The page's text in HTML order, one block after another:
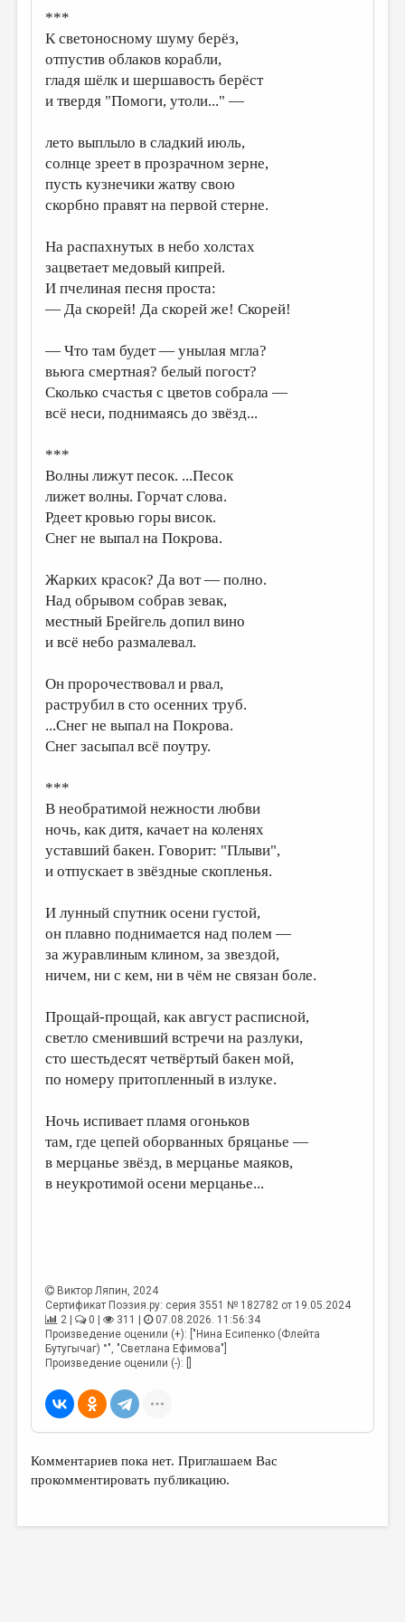
***
К светоносному шуму берёз,
отпустив облаков корабли,
гладя шёлк и шершавость берёст
и твердя "Помоги, утоли..." —
лето выплыло в сладкий июль,
солнце зреет в прозрачном зерне,
пусть кузнечики жатву свою
скорбно правят на первой стерне.
На распахнутых в небо холстах
зацветает медовый кипрей.
И пчелиная песня проста:
— Да скорей! Да скорей же! Скорей!
— Что там будет — унылая мгла?
вьюга смертная? белый погост?
Сколько счастья с цветов собрала —
всё неси, поднимаясь до звёзд...
***
Волны лижут песок. ...Песок
лижет волны. Горчат слова.
Рдеет кровью горы висок.
Снег не выпал на Покрова.
Жарких красок? Да вот — полно.
Над обрывом собрав зевак,
местный Брейгель допил вино
и всё небо размалевал.
Он пророчествовал и рвал,
раструбил в сто осенних труб.
...Снег не выпал на Покрова.
Снег засыпал всё поутру.
***
В необратимой нежности любви
ночь, как дитя, качает на коленях
уставший бакен. Говорит: "Плыви",
и отпускает в звёздные скопленья.
И лунный спутник осени густой,
он плавно поднимается над полем —
за журавлиным клином, за звездой,
ничем, ни с кем, ни в чём не связан боле.
Прощай-прощай, как август расписной,
светло сменивший встречи на разлуки,
сто шестьдесят четвёртый бакен мой,
по номеру притопленный в излуке.
Ночь испивает пламя огоньков
там, где цепей оборванных бряцанье —
в мерцанье звёзд, в мерцанье маяков,
в неукротимой осени мерцанье...
Виктор Ляпин, 2024
Сертификат Поэзия.ру: серия 3551 № 182782 от 19.05.2024
2 |
0 | 311 |
07.08.2026. 11:56:34
Произведение оценили (+): ["Нина Есипенко (Флейта
Бутугычаг) °", "Светлана Ефимова"]
Произведение оценили (-): []
Комментариев пока нет. Приглашаем Вас
прокомментировать публикацию.